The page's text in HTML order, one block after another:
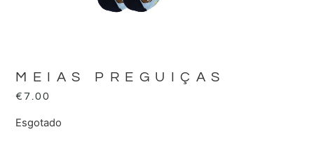
MEIAS PREGUIÇAS
€7.00
Esgotado